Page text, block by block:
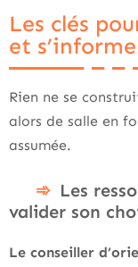
Les clés
et
Rien ne se
alors de salle en
assumée.
Les
valider son
Le conseiller